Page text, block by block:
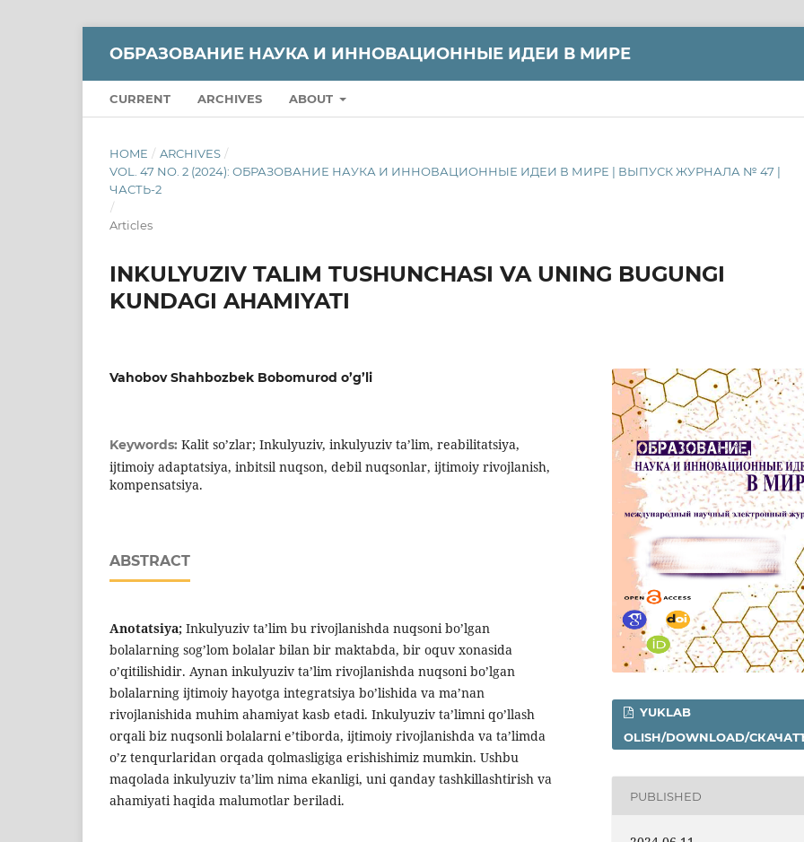
ОБРАЗОВАНИЕ НАУКА И ИННОВАЦИОННЫЕ ИДЕИ В МИРЕ
CURRENT ARCHIVES ABOUT
HOME / ARCHIVES /
VOL. 47 NO. 2 (2024): ОБРАЗОВАНИЕ НАУКА И ИННОВАЦИОННЫЕ ИДЕИ В МИРЕ | ВЫПУСК ЖУРНАЛА № 47 |
ЧАСТЬ-2
/
Articles
INKULYUZIV TALIM TUSHUNCHASI VA UNING BUGUNGI
KUNDAGI AHAMIYATI
Vahobov Shahbozbek Bobomurod o’g’li
Keywords: Kalit so’zlar; Inkulyuziv, inkulyuziv ta’lim, reabilitatsiya,
ijtimoiy adaptatsiya, inbitsil nuqson, debil nuqsonlar, ijtimoiy rivojlanish,
kompensatsiya.
ABSTRACT
Anotatsiya; Inkulyuziv ta’lim bu rivojlanishda nuqsoni bo’lgan
bolalarning sog’lom bolalar bilan bir maktabda, bir oquv xonasida
o’qitilishidir. Aynan inkulyuziv ta’lim rivojlanishda nuqsoni bo’lgan
bolalarning ijtimoiy hayotga integratsiya bo’lishida va ma’nan
rivojlanishida muhim ahamiyat kasb etadi. Inkulyuziv ta’limni qo’llash
orqali biz nuqsonli bolalarni e’tiborda, ijtimoiy rivojlanishda va ta’limda
o’z tenqurlaridan orqada qolmasligiga erishishimiz mumkin. Ushbu
maqolada inkulyuziv ta’lim nima ekanligi, uni qanday tashkillashtirish va
ahamiyati haqida malumotlar beriladi.
YUKLAB
OLISH/DOWNLOAD/
PUBLISHED